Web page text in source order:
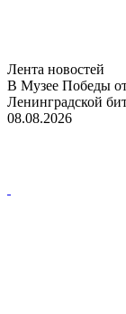
Лента новостей
В Музее Победы
Ленинградской
08.08.2026